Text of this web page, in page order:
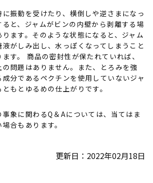
に振動を受けたり、横倒しや逆さまになっ
ると、ジャムがビンの内壁から剥離する場
ります。そのような状態になると、ジャム
液がしみ出し、水っぽくなってしまうこと
す。 商品の密封性が保たれていれば、
の問題はありません。また、とろみを強
成分であるペクチンを使用していないジャ
ともとゆるめの仕上がりです。
事象に関わるQ＆Aについては、当てはま
合もあります。
更新日：2022年02月18日